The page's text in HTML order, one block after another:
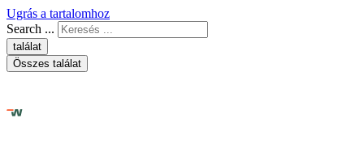
Ugrás a tartalomhoz
Search ...
találat
Összes találat